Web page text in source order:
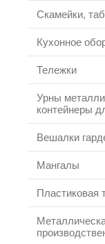
Скамейки,
Кухонное
Тележки
Урны
контейнеры
Вешалки
Мангалы
Пластиковая